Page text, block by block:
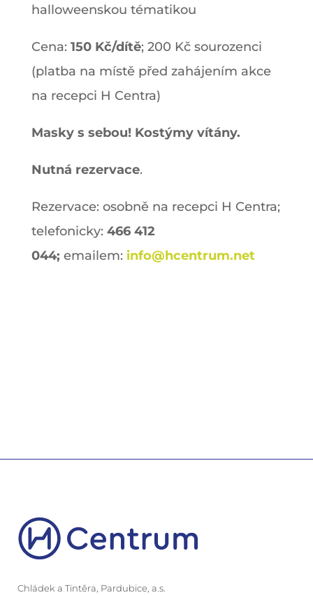
halloweenskou tématikou
Cena: 150 Kč/dítě; 200 Kč sourozenci
(platba na místě před zahájením akce
na recepci H Centra)
Masky s sebou! Kostýmy vítány.
Nutná rezervace.
Rezervace: osobně na recepci H Centra;
telefonicky: 466 412
044; emailem: info@hcentrum.net
Chládek a Tintěra, Pardubice, a.s.